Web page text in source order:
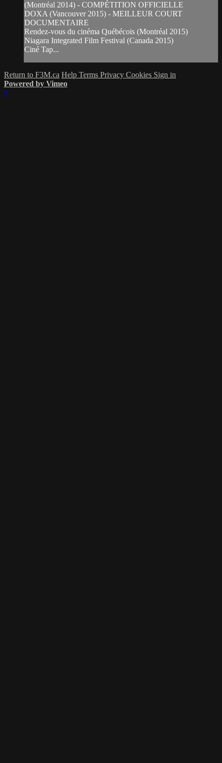
(Montréal 2014) - COMPÉTITION OFFICIELLE
DOXA (Vancouver 2015) - MEILLEUR COURT
DOCUMENTAIRE
Rendez-vous du cinéma Québécois (Montréal 2015)
Niagara Integrated Film Festival (Canada 2015)
Ciné Tap...
Return to F3M.ca Help Terms Privacy Cookies Sign in
Powered by Vimeo
×